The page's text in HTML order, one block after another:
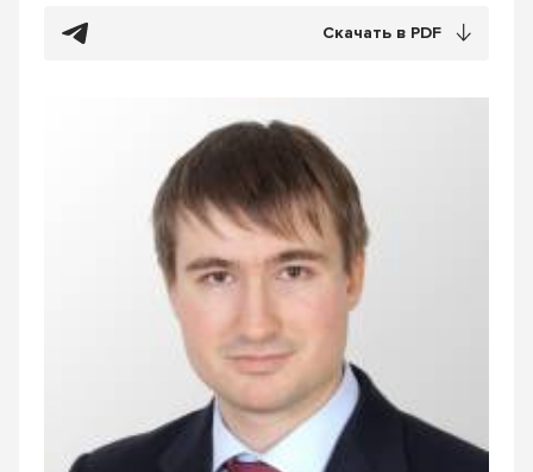
Скачать в PDF